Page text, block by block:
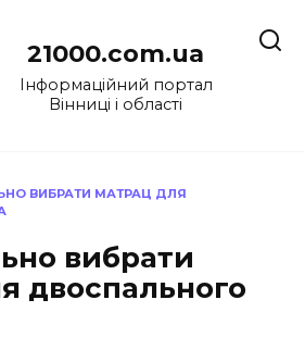
21000.com.ua
Інформаційний портал
Вінниці і області
ВИБРАТИ МАТРАЦ ДЛЯ
вибрати
двоспального